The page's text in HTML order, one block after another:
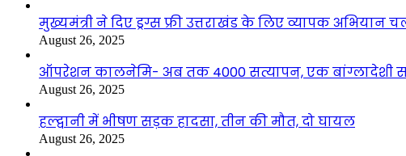
मुख्यमंत्री ने दिए ड्रग्स फ्री उत्तराखंड के लिए व्यापक अभियान
August 26, 2025
ऑपरेशन कालनेमि- अब तक 4000 सत्यापन, एक बांग्लादेशी
August 26, 2025
हल्द्वानी में भीषण सड़क हादसा, तीन की मौत, दो घायल
August 26, 2025